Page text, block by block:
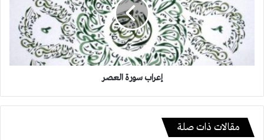
إعراب سورة العصر
مقالات ذات صلة